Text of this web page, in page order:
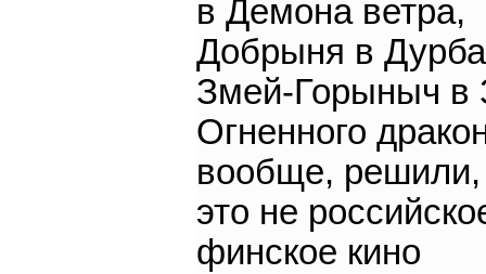
в Демона ветра,
Добрыня в
Змей-Горыныч в
Огненного
вообще, решили,
это не
финское кино